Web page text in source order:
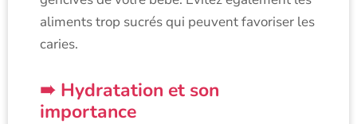
aliments trop sucrés qui peuvent favoriser les
caries.
Hydratation et son
importance